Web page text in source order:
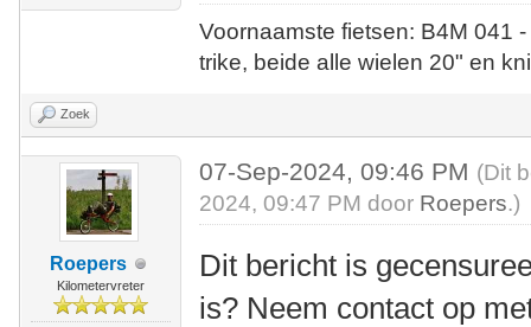
Voornaamste fietsen: B4M
trike, beide alle wielen 20" en
Zoek
Roepers
Kilometervreter
07-Sep-2024, 09:46 PM (Dit
2024, 09:47 PM door Roepers.)
Dit bericht is
is? Neem contact op